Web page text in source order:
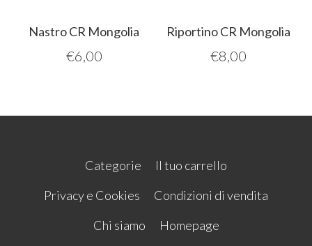
Nastro CR Mongolia
€6,00
Riportino CR Mongolia
€8,00
Categorie
Il tuo carrello
Privacy e Cookies
Condizioni di vendita
Chi siamo
Homepage